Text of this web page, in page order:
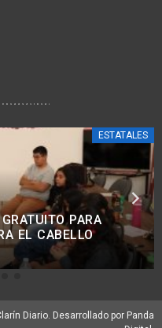
CIUDAD HIDALGO
CREATIVIDAD Y
ARQUITECTURA DE
Diario. Desarrollado por Panda